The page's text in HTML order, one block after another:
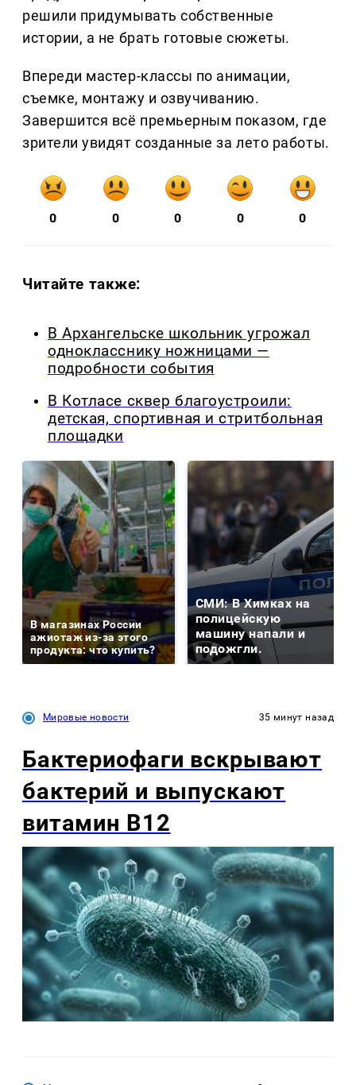
решили придумывать собственные
истории, а не брать готовые сюжеты.
Впереди мастер-классы по анимации,
съемке, монтажу и озвучиванию.
Завершится всё премьерным показом, где
зрители увидят созданные за лето работы.
0 0 0 0 0
Читайте также:
В Архангельске школьник угрожал
однокласснику ножницами —
подробности события
В Котласе сквер благоустроили:
детская, спортивная и стритбольная
площадки
В магазинах России
ажиотаж из-за этого
продукта: что купить?
СМИ: В Химках на
полицейскую
машину напали и
подожгли.
Мировые новости 35 минут назад
Бактериофаги вскрывают
бактерий и выпускают
витамин B12